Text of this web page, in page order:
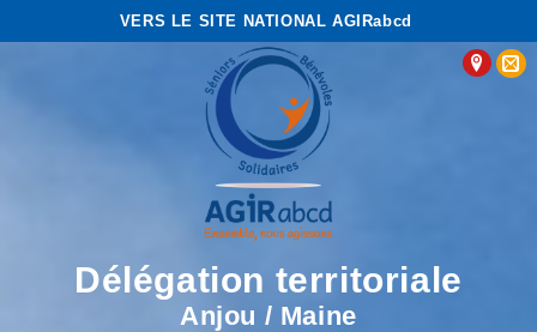
VERS LE SITE NATIONAL AGIRabcd
Délégation territoriale
Anjou / Maine